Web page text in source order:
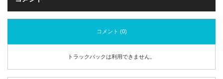
コメント (0)
トラックバックは利用できません。